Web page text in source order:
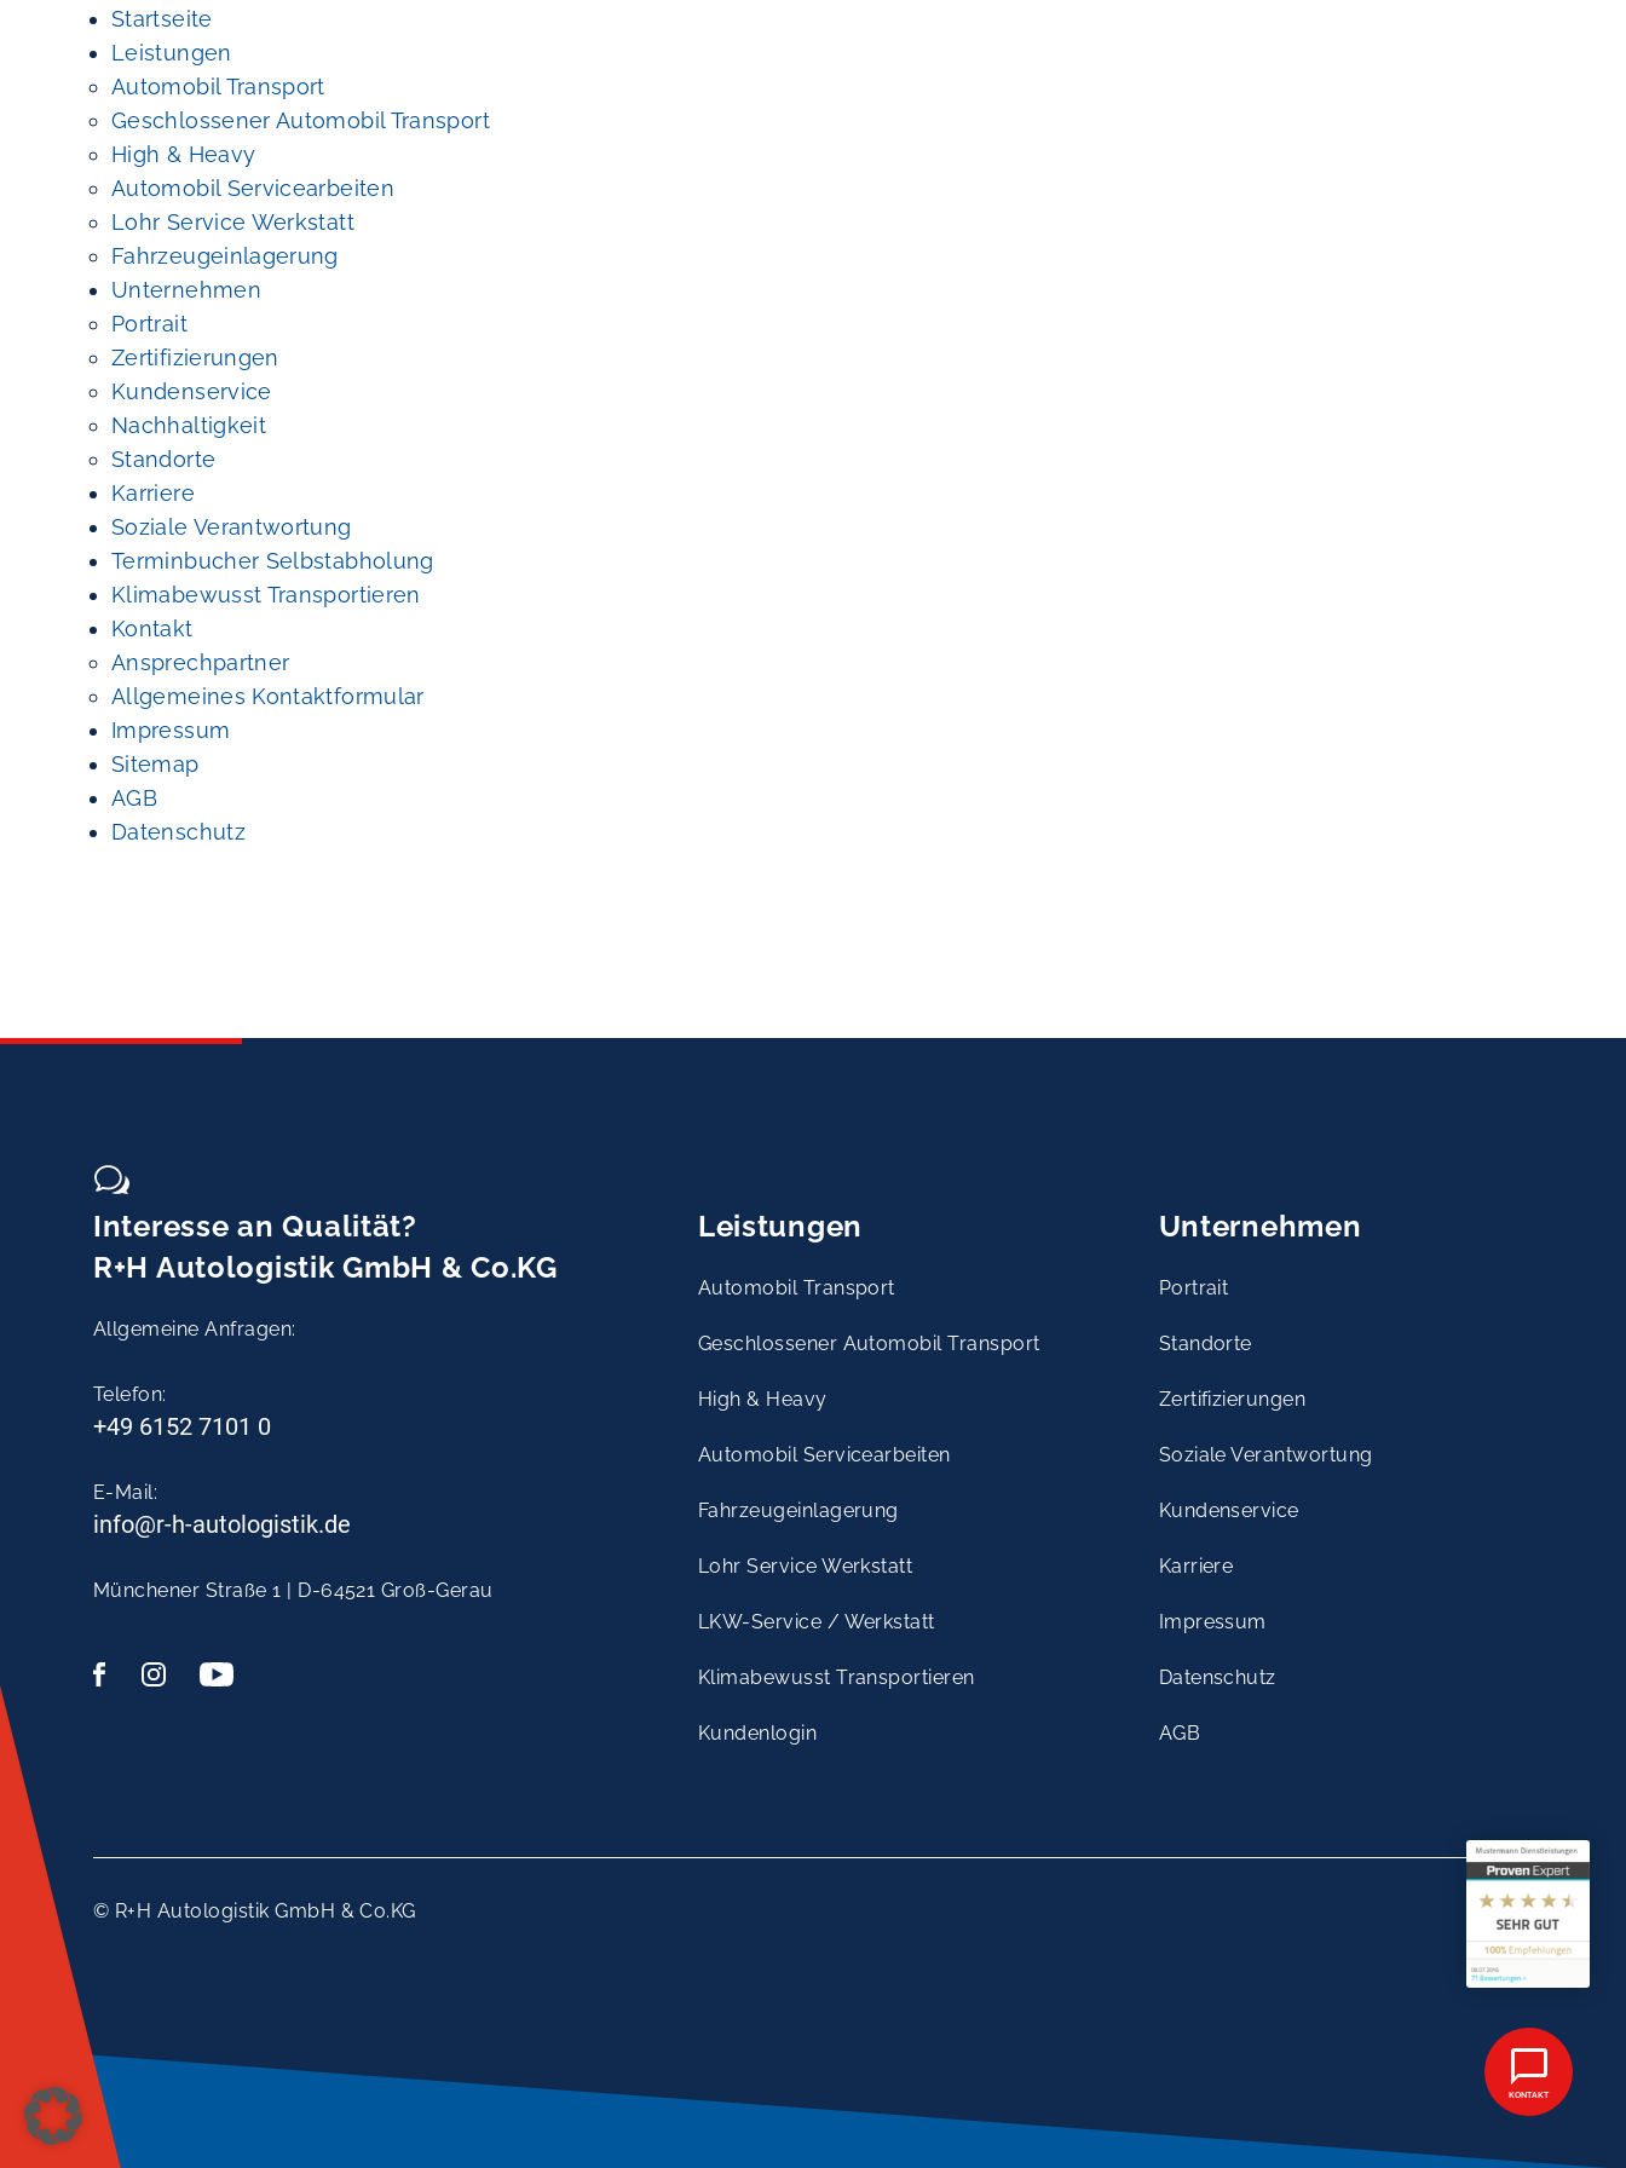
KONTAKT
Startseite
Leistungen
Automobil Transport
Geschlossener Automobil Transport
High & Heavy
Automobil Servicearbeiten
Lohr Service Werkstatt
Fahrzeugeinlagerung
Unternehmen
Portrait
Zertifizierungen
Kundenservice
Nachhaltigkeit
Standorte
Karriere
Soziale Verantwortung
Terminbucher Selbstabholung
Klimabewusst Transportieren
Kontakt
Ansprechpartner
Allgemeines Kontaktformular
Impressum
Sitemap
AGB
Datenschutz
Interesse an Qualität?
R+H Autologistik GmbH & Co.KG
Allgemeine Anfragen:
Telefon:
+49 6152 7101 0
E-Mail:
info@r-h-autologistik.de
Münchener Straße 1 | D-64521 Groß-Gerau
Leistungen
Automobil Transport
Geschlossener Automobil Transport
High & Heavy
Automobil Servicearbeiten
Fahrzeugeinlagerung
Lohr Service Werkstatt
LKW-Service / Werkstatt
Klimabewusst Transportieren
Kundenlogin
Unternehmen
Portrait
Standorte
Zertifizierungen
Soziale Verantwortung
Kundenservice
Karriere
Impressum
Datenschutz
AGB
© R+H Autologistik GmbH & Co.KG